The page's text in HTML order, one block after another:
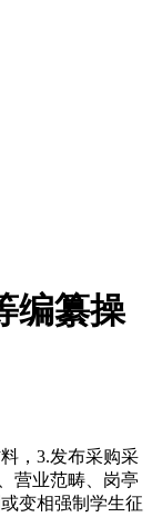
编纂操
，3.发布采购采
营业范畴、岗亭
变相强制学生征